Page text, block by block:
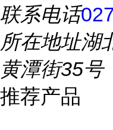
联系电话
所在地址湖
黄潭街35号
推荐产品